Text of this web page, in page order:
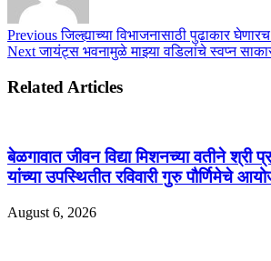
Previousजिल्ह्याच्या विभाजनासाठी पुढाकार
Nextजायंट्स भवनामुळे माझ्या वडिलांचे स्वप्न
Related Articles
बेळगावात जीवन विद्या मिशनच्या वतीने श्री
यांच्या उपस्थितीत रविवारी गुरु पौर्णिमेचे
August 6, 2026